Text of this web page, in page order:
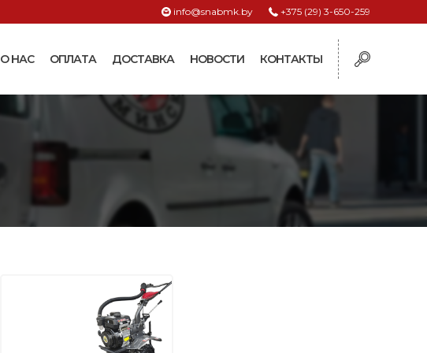
+375 (29) 3-650-259
info@snabmk.by
О НАС ОПЛАТА ДОСТАВКА НОВОСТИ КОНТАКТЫ
Термошкафы
Поилки и кормушки
Бункерные кормушки и
Ниппельные поилки для
Ниппельные поилки для птиц